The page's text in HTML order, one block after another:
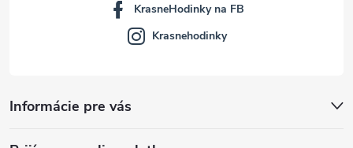
Informácie pre vás
KrasneHodinky na FB
Krasnehodinky